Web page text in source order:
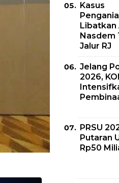
Kasus
Nasdem
Jalur RJ
Jelang
2026,
PRSU
Putaran
Rp50